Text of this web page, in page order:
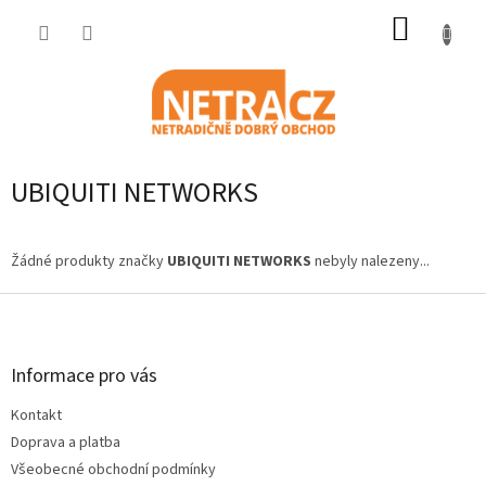
UBIQUITI NETWORKS
Žádné produkty značky UBIQUITI NETWORKS nebyly nalezeny...
Z
Informace pro vás
Kontakt
Doprava a platba
Všeobecné obchodní podmínky